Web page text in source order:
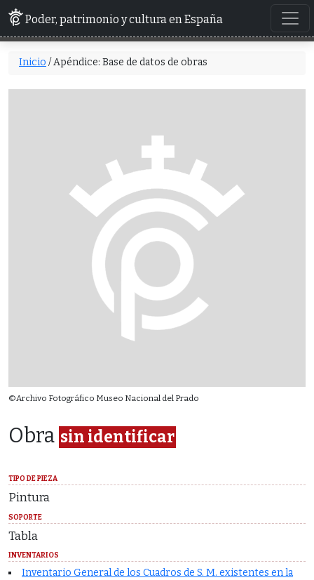
Poder, patrimonio y cultura en España
Inicio / Apéndice: Base de datos de obras
Obra sin identificar
TIPO DE PIEZA
Pintura
SOPORTE
Tabla
INVENTARIOS
Inventario General de los Cuadros de S. M. existentes en la
©Archivo Fotográfico Museo Nacional del Prado